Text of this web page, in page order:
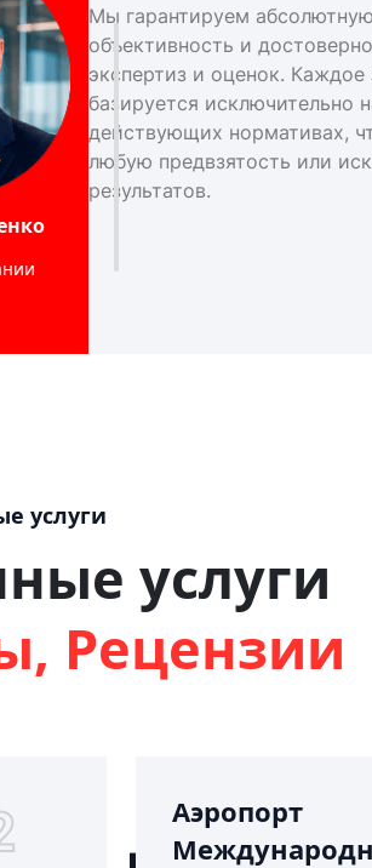
Мы гарантируем
объективность и
экспертиз и оценок. Каждое
базируется исключительно
действующих нормативах,
любую предвзятость или
результатов.
услуги
услуги
Рецензии
Аэропорт